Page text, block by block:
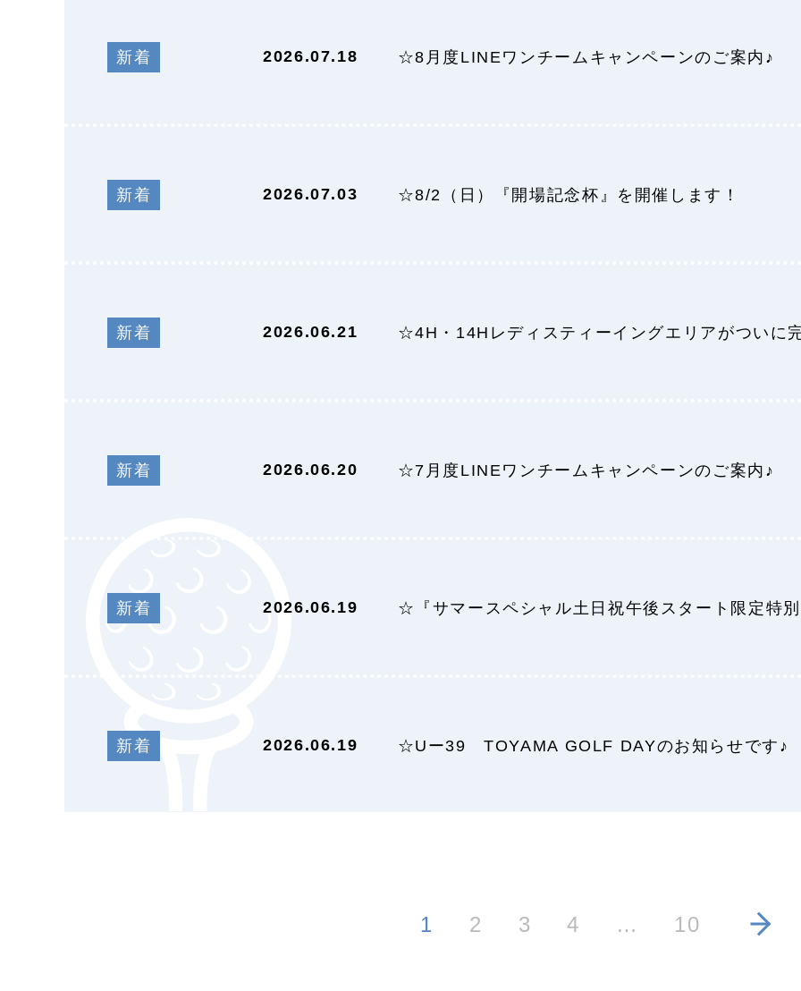
新着 2026.07.18 ☆8月度LINEワンチームキャンペーンのご案内♪
新着 2026.07.03 ☆8/2（日）『開場記念杯』を開催します！
新着 2026.06.21 ☆4H・14Hレディスティーイングエリアがついに
新着 2026.06.20 ☆7月度LINEワンチームキャンペーンのご案内♪
新着 2026.06.19 ☆『サマースペシャル土日祝午後スタート限定特
新着 2026.06.19 ☆Uー39 TOYAMA GOLF DAYのお知らせです♪
1 2 3 4 … 10